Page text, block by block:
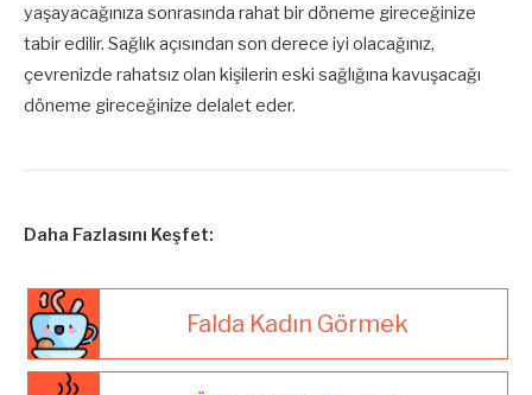
yaşayacağınıza sonrasında rahat bir döneme gireceğinize
tabir edilir. Sağlık açısından son derece iyi olacağınız,
çevrenizde rahatsız olan kişilerin eski sağlığına kavuşacağı
döneme gireceğinize delalet eder.
Daha Fazlasını Keşfet:
Falda Kadın Görmek